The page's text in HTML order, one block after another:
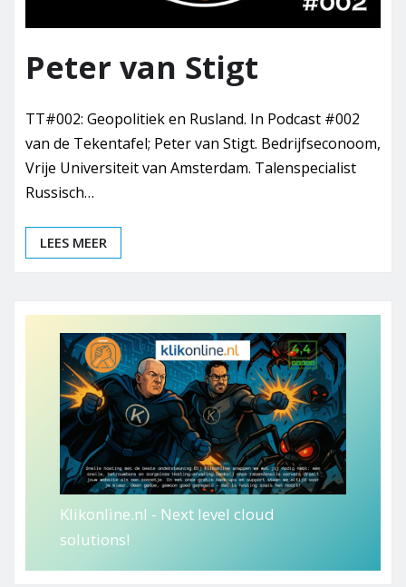
Peter van Stigt
TT#002: Geopolitiek en Rusland. In Podcast #002
van de Tekentafel; Peter van Stigt. Bedrijfseconoom,
Vrije Universiteit van Amsterdam. Talenspecialist
Russisch…
LEES MEER
Klikonline.nl - Next level cloud
solutions!